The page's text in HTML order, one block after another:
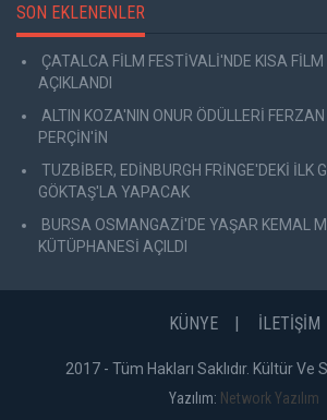
SON EKLENENLER
ÇATALCA FİLM FESTİVALİ'NDE KISA
AÇIKLANDI
ALTIN KOZA'NIN ONUR ÖDÜLLERİ
PERÇİN'İN
TUZBİBER, EDİNBURGH FRİNGE'DEKİ İLK
GÖKTAŞ'LA YAPACAK
BURSA OSMANGAZİ'DE YAŞAR KEMAL
KÜTÜPHANESİ AÇILDI
KÜNYE İLETİŞİM
2017 - Tüm Hakları Saklıdır. Kültür Ve
Yazılım: Network Yazılım